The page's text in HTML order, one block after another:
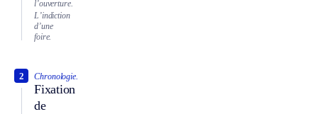
l’ouverture.
L’indiction
d’une
foire.
Chronologie.
Fixation
de
2